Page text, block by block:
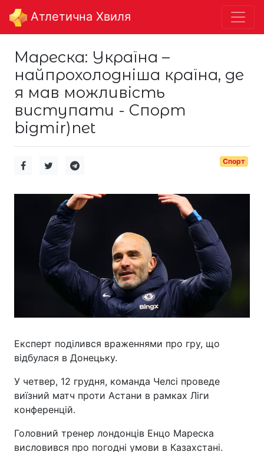
Aтлетична Хвиля
Мареска: Україна –
найпрохолодніша країна, де
я мав можливість
виступати - Спорт
bigmir)net
Спорт
Експерт поділився враженнями про гру, що
відбулася в Донецьку.
У четвер, 12 грудня, команда Челсі проведе
виїзний матч проти Астани в рамках Ліги
конференцій.
Головний тренер лондонців Енцо Мареска
висловився про погодні умови в Казахстані.